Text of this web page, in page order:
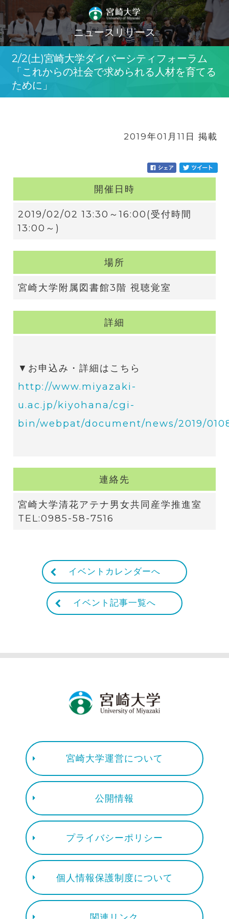
ニュースリリース
2/2(土)宮崎大学ダイバーシティフォーラム
「これからの社会で求められる人材を育てる
ために」
2019年01月11日 掲載
開催日時
2019/02/02 13:30～16:00(受付時間
13:00～)
場所
宮崎大学附属図書館3階 視聴覚室
詳細
▼お申込み・詳細はこちら
http://www.miyazaki-
u.ac.jp/kiyohana/cgi-
bin/webpat/document/news/2019/
連絡先
宮崎大学清花アテナ男女共同産学推進室
TEL:0985-58-7516
イベントカレンダーへ
イベント記事一覧へ
宮崎大学運営について
公開情報
プライバシーポリシー
個人情報保護制度について